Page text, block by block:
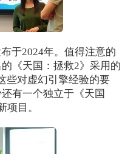
2024年。值得注意的
《天国：拯救2》采用的
些对虚幻引擎经验的要
有一个独立于《天国
项目。